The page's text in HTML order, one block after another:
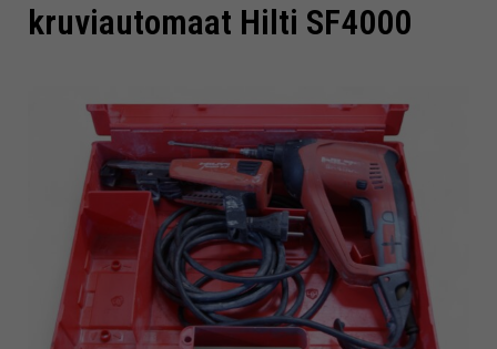
kruviautomaat Hilti SF4000